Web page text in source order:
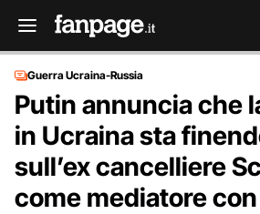
Guerra Ucraina-Russia
Putin annuncia che
in Ucraina sta
sull’ex cancelliere
come mediatore con